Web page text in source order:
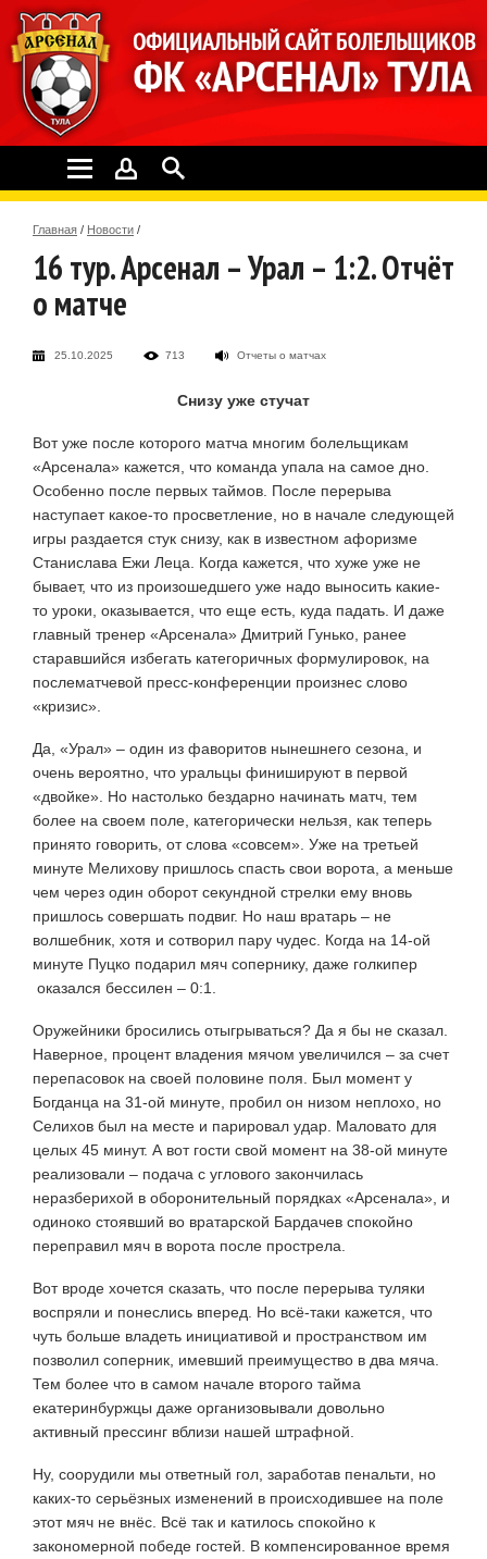
Главная / Новости /
16 тур. Арсенал – Урал – 1:2. Отчёт
о матче
25.10.2025 713 Отчеты о матчах
Снизу уже стучат
Вот уже после которого матча многим болельщикам
«Арсенала» кажется, что команда упала на самое дно.
Особенно после первых таймов. После перерыва
наступает какое-то просветление, но в начале следующей
игры раздается стук снизу, как в известном афоризме
Станислава Ежи Леца. Когда кажется, что хуже уже не
бывает, что из произошедшего уже надо выносить какие-
то уроки, оказывается, что еще есть, куда падать. И даже
главный тренер «Арсенала» Дмитрий Гунько, ранее
старавшийся избегать категоричных формулировок, на
послематчевой пресс-конференции произнес слово
«кризис».
Да, «Урал» – один из фаворитов нынешнего сезона, и
очень вероятно, что уральцы финишируют в первой
«двойке». Но настолько бездарно начинать матч, тем
более на своем поле, категорически нельзя, как теперь
принято говорить, от слова «совсем». Уже на третьей
минуте Мелихову пришлось спасть свои ворота, а меньше
чем через один оборот секундной стрелки ему вновь
пришлось совершать подвиг. Но наш вратарь – не
волшебник, хотя и сотворил пару чудес. Когда на 14-ой
минуте Пуцко подарил мяч сопернику, даже голкипер
оказался бессилен – 0:1.
Оружейники бросились отыгрываться? Да я бы не сказал.
Наверное, процент владения мячом увеличился – за счет
перепасовок на своей половине поля. Был момент у
Богданца на 31-ой минуте, пробил он низом неплохо, но
Селихов был на месте и парировал удар. Маловато для
целых 45 минут. А вот гости свой момент на 38-ой минуте
реализовали – подача с углового закончилась
неразберихой в оборонительный порядках «Арсенала», и
одиноко стоявший во вратарской Бардачев спокойно
переправил мяч в ворота после прострела.
Вот вроде хочется сказать, что после перерыва туляки
воспряли и понеслись вперед. Но всё-таки кажется, что
чуть больше владеть инициативой и пространством им
позволил соперник, имевший преимущество в два мяча.
Тем более что в самом начале второго тайма
екатеринбуржцы даже организовывали довольно
активный прессинг вблизи нашей штрафной.
Ну, соорудили мы ответный гол, заработав пенальти, но
каких-то серьёзных изменений в происходившее на поле
этот мяч не внёс. Всё так и катилось спокойно к
закономерной победе гостей. В компенсированное время